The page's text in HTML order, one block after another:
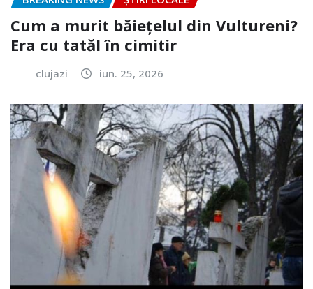
Cum a murit băiețelul din Vultureni?
Era cu tatăl în cimitir
clujazi iun. 25, 2026